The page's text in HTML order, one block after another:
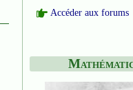
Accéder aux forums